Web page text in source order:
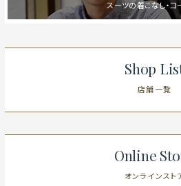
スーツの着こなし・コ
Shop
店舗一覧
Online
オンラインスト